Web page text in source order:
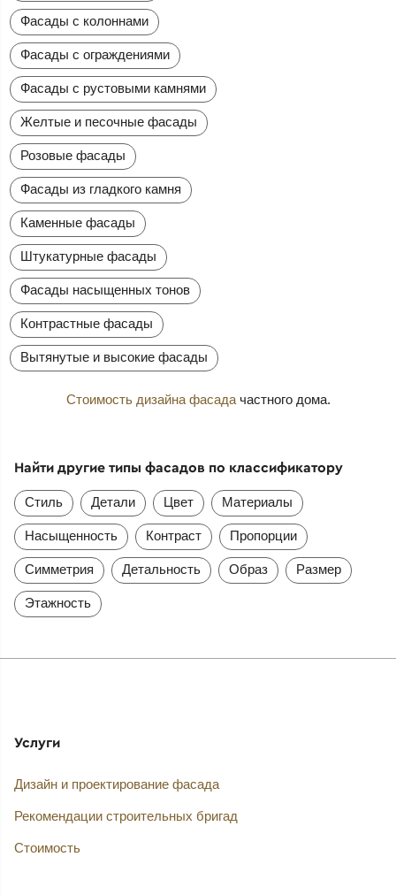
Фасады с колоннами
Фасады с ограждениями
Фасады с рустовыми камнями
Желтые и песочные фасады
Розовые фасады
Фасады из гладкого камня
Каменные фасады
Штукатурные фасады
Фасады насыщенных тонов
Контрастные фасады
Вытянутые и высокие фасады
Стоимость дизайна фасадачастного дома.
Найти другие типы фасадов по классификатору
Стиль Детали Цвет Материалы
Насыщенность Контраст Пропорции
Симметрия Детальность Образ Размер
Этажность
Услуги
Дизайн и проектирование фасада
Рекомендации строительных бригад
Стоимость